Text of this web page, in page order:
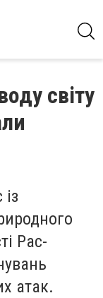
світу
Рас-
атак.